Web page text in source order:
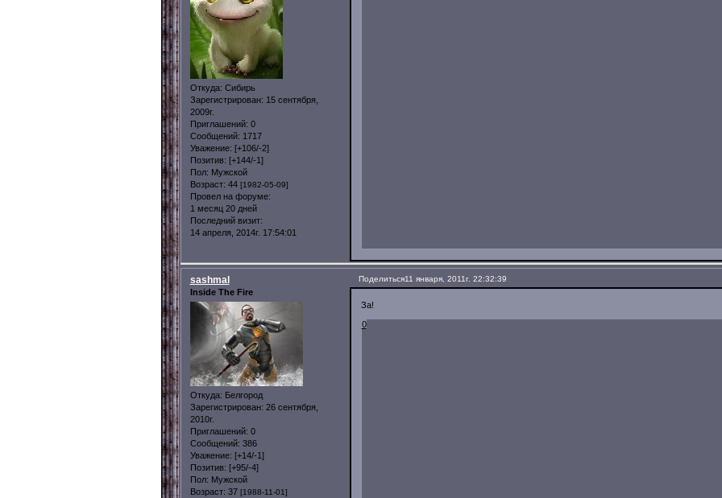
Откуда: Сибирь
Зарегистрирован: 15 сентября,
2009г.
Приглашений: 0
Сообщений: 1717
Уважение: [+106/-2]
Позитив: [+144/-1]
Пол: Мужской
Возраст: 44 [1982-05-09]
Провел на форуме:
1 месяц 20 дней
Последний визит:
14 апреля, 2014г. 17:54:01
Поделиться11 января, 2011г. 22:32:39
sashmal
Inside The Fire
Откуда: Белгород
Зарегистрирован: 26 сентября,
2010г.
Приглашений: 0
Сообщений: 386
Уважение: [+14/-1]
Позитив: [+95/-4]
Пол: Мужской
Возраст: 37 [1988-11-01]
За!
0